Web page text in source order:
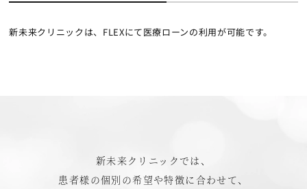
新未来クリニックは、FLEXにて医療ローンの利用が可能です。
新未来クリニックでは、
患者様の個別の希望や特徴に合わせて、